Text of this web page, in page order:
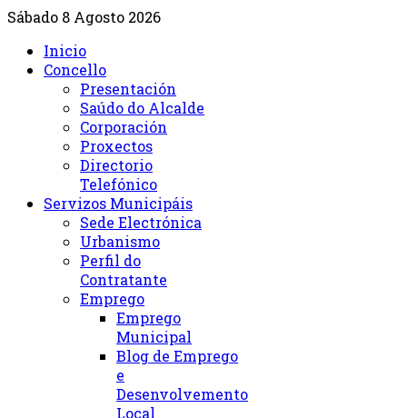
Sábado 8 Agosto 2026
Inicio
Concello
Presentación
Saúdo do Alcalde
Corporación
Proxectos
Directorio
Telefónico
Servizos Municipáis
Sede Electrónica
Urbanismo
Perfil do
Contratante
Emprego
Emprego
Municipal
Blog de Emprego
e
Desenvolvemento
Local